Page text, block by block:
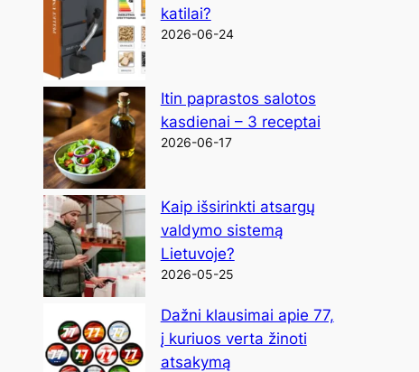
katilai?
2026-06-24
Itin paprastos salotos
kasdienai – 3 receptai
2026-06-17
Kaip išsirinkti atsargų
valdymo sistemą
Lietuvoje?
2026-05-25
Dažni klausimai apie 77,
į kuriuos verta žinoti
atsakymą